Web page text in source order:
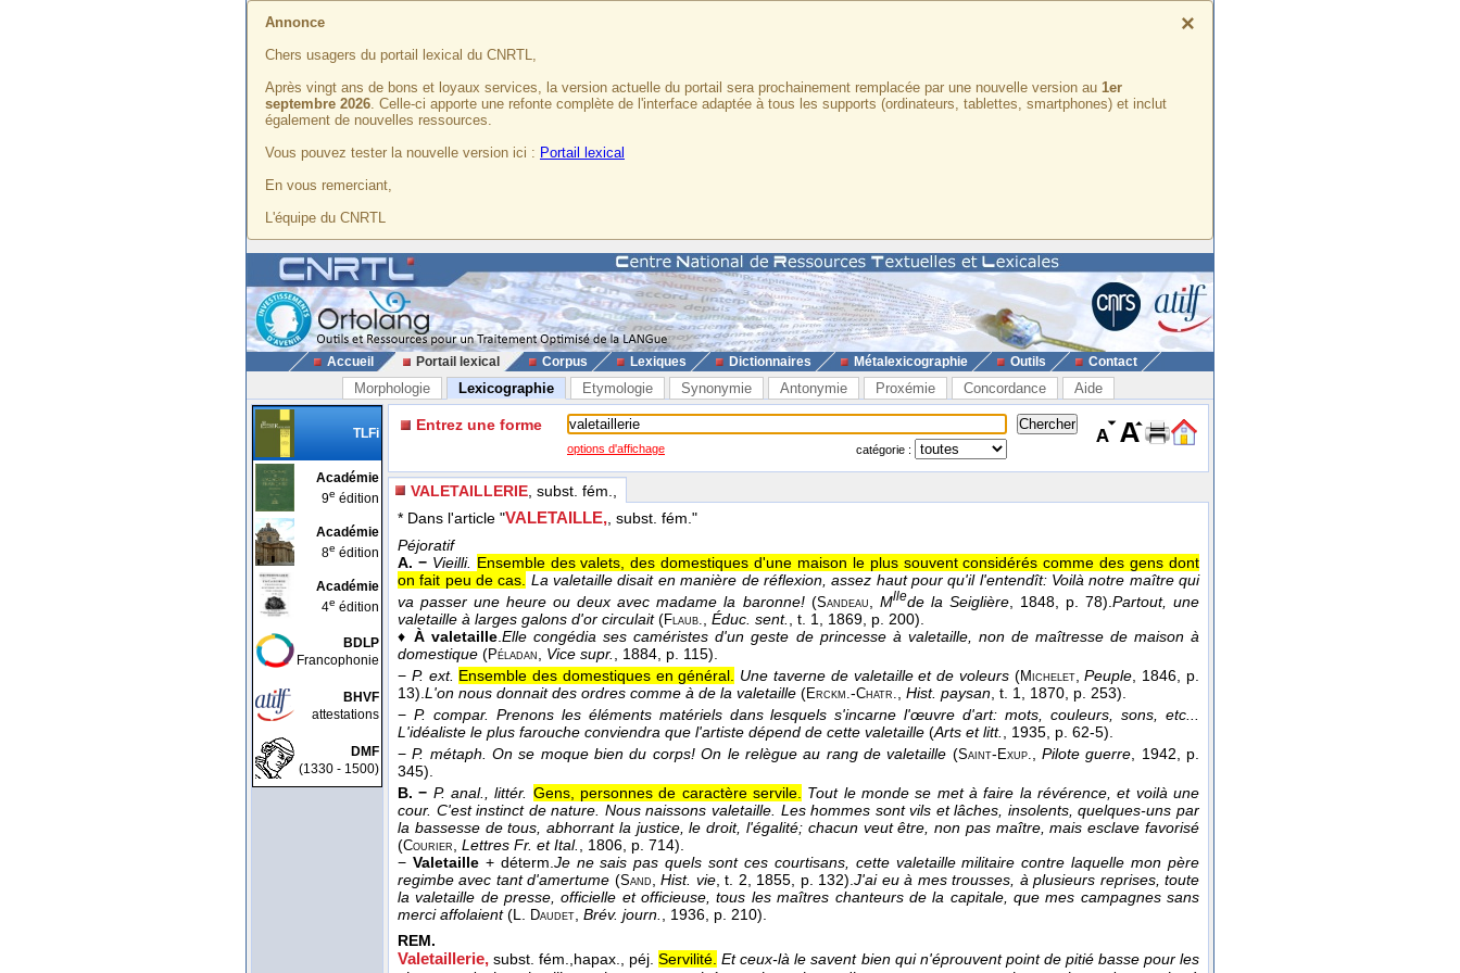
×
Annonce
Chers usagers du portail lexical du CNRTL,
Après vingt ans de bons et loyaux services, la version actuelle du portail sera prochainement remplacée par une nouvelle version au 1er
septembre 2026. Celle-ci apporte une refonte complète de l'interface adaptée à tous les supports (ordinateurs, tablettes, smartphones) et inclut
également de nouvelles ressources.
Vous pouvez tester la nouvelle version ici : Portail lexical
En vous remerciant,
L'équipe du CNRTL
Accueil Portail lexical Corpus Lexiques Dictionnaires Métalexicographie Outils Contact
Morphologie Lexicographie Etymologie Synonymie Antonymie Proxémie Concordance Aide
TLFi
Académie
9e édition
Académie
8e édition
Académie
4e édition
BDLP
Francophonie
BHVF
attestations
DMF
(1330 - 1500)
Entrez une forme
options d'affichage catégorie :
VALETAILLERIE , subst. fém.,
* Dans l'article "VALETAILLE,, subst. fém."
Péjoratif
A. − Vieilli. Ensemble des valets, des domestiques d'une maison le plus souvent considérés comme des gens dont
on fait peu de cas. La valetaille disait en manière de réflexion, assez haut pour qu'il l'entendît: Voilà notre maître qui
va passer une heure ou deux avec madame la baronne!(Sandeau Mllede la Seiglière, 1848, p. 78). Partout, une
valetaille à larges galons d'or circulait(Flaub. Éduc. sent. , t. 1 , 1869 , p. 200).
♦À valetaille .Elle congédia ses caméristes d'un geste de princesse à valetaille, non de maîtresse de maison à
domestique (Péladan Vice supr. , 1884 , p. 115).
− P. ext. Ensemble des domestiques en général. Une taverne de valetaille et de voleurs(Michelet,Peuple , 1846 , p.
13). L'on nous donnait des ordres comme à de la valetaille (Erckm.-Chatr. Hist. paysan , t. 1 , 1870 , p. 253).
− P. compar.
Prenons les éléments matériels dans lesquels s'incarne l'œuvre d'art: mots, couleurs, sons, etc...
L'idéaliste le plus farouche conviendra que l'artiste dépend de cette valetaille (Arts et litt. , 1935 , p. 62-5).
−P. métaph. On se moque bien du corps! On le relègue au rang de valetaille (Saint- Exup. Pilote guerre , 1942 , p.
345).
B. − P. anal., littér. Gens, personnes de caractère servile.
Tout le monde se met à faire la révérence, et voilà une
cour. C'est instinct de nature. Nous naissons valetaille. Les hommes sont vils et lâches, insolents, quelques-uns par
la bassesse de tous, abhorrant la justice, le droit, l'égalité; chacun veut être, non pas maître, mais esclave favorisé
(Courier Lettres Fr. et Ital. , 1806 , p. 714).
− Valetaille+ déterm. Je ne sais pas quels sont ces courtisans, cette valetaille militaire contre laquelle mon père
regimbe avec tant d'amertume (Sand ,Hist. vie, t. 2 , 1855 , p. 132).J'ai eu à mes trousses, à plusieurs reprises, toute
la valetaille de presse, officielle et officieuse, tous les maîtres chanteurs de la capitale, que mes campagnes sans
merci affolaient(L. Daudet Brév. journ. , 1936 , p. 210).
REM.
Valetaillerie, subst. fém., hapax., péj. Servilité. Et ceux-là le savent bien qui n'éprouvent point de pitié basse pour les